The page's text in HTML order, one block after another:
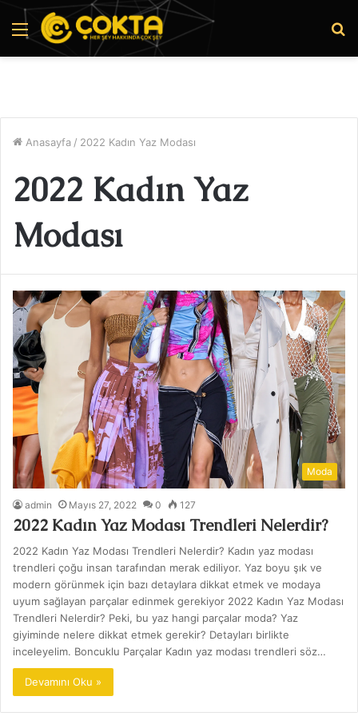
Menü
Anasayfa / 2022 Kadın Yaz Modası
2022 Kadın Yaz
Modası
Moda
admin Mayıs 27, 2022 0 127
2022 Kadın Yaz Modası Trendleri Nelerdir?
2022 Kadın Yaz Modası Trendleri Nelerdir? Kadın yaz modası
trendleri çoğu insan tarafından merak ediliyor. Yaz boyu şık ve
modern görünmek için bazı detaylara dikkat etmek ve modaya
uyum sağlayan parçalar edinmek gerekiyor 2022 Kadın Yaz Modası
Trendleri Nelerdir? Peki, bu yaz hangi parçalar moda? Yaz
giyiminde nelere dikkat etmek gerekir? Detayları birlikte
inceleyelim. Boncuklu Parçalar Kadın yaz modası trendleri söz…
Devamını Oku »